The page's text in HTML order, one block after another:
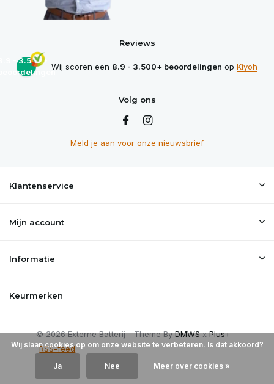
Reviews
- 3.500+
Wij scoren een 8.9 - 3.500+ beoordelingen op Kiyoh
Volg ons
Meld je aan voor onze nieuwsbrief
Klantenservice
Mijn account
Informatie
Keurmerken
© 2026 Externe Batterij - Theme ByDMWSxPlus+
RSS-feed
Wij slaan cookies op om onze website te verbeteren. Is dat akkoord?
Ja Nee Meer over cookies »